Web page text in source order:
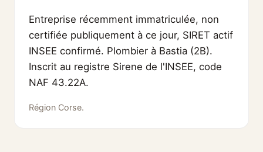
Entreprise récemment immatriculée, non
certifiée publiquement à ce jour, SIRET actif
INSEE confirmé. Plombier à Bastia (2B).
Inscrit au registre Sirene de l'INSEE, code
NAF 43.22A.
Région Corse.